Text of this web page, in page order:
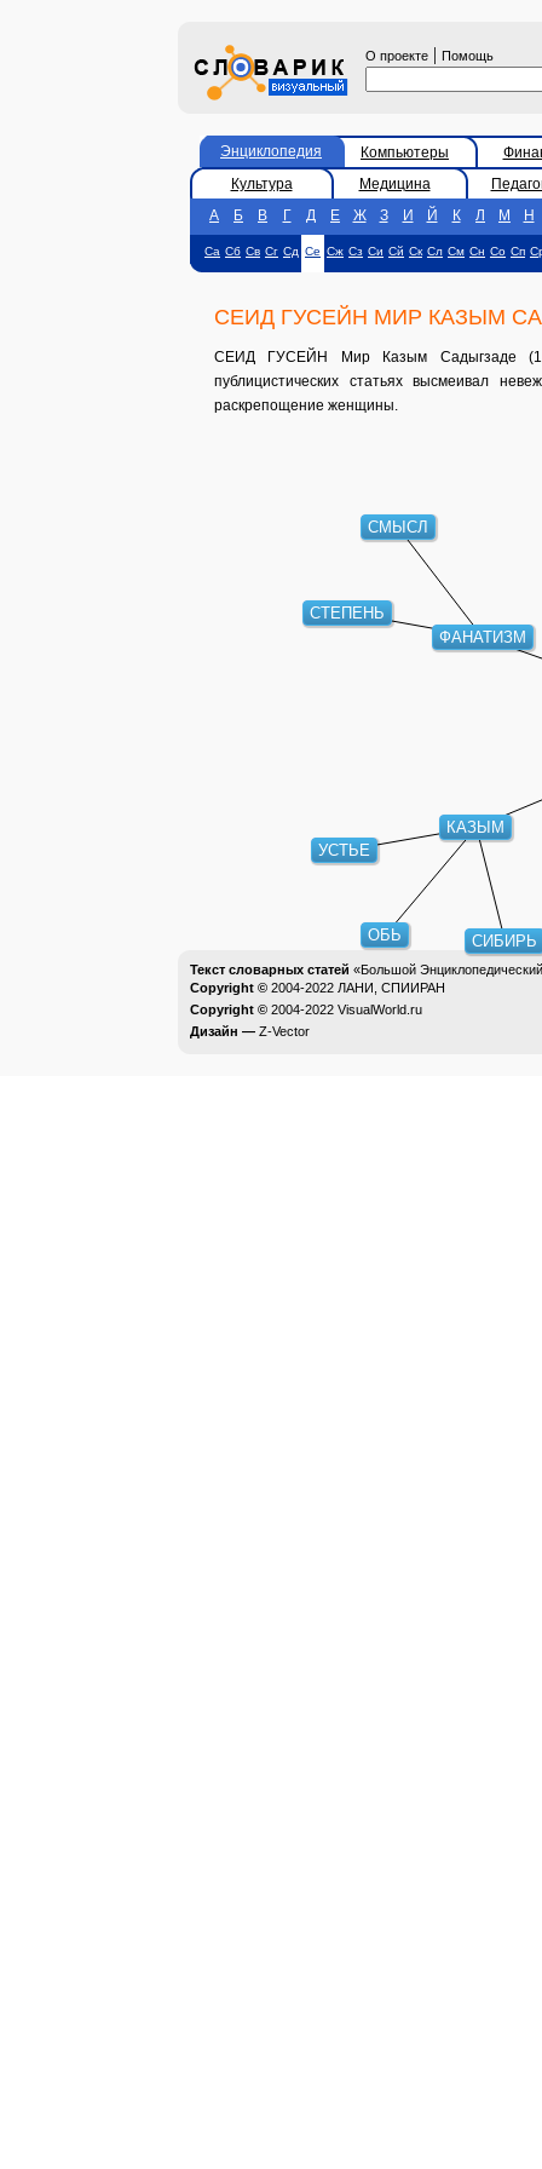
О проекте | Помощь
Энциклопедия Компьютеры
Культура
Медицина
А
Б В Г Д Е Ж З И Й К Л М Н
Са Сб Св Сг Сд Се Сж Сз Си Сй Ск Сл См Сн Со Сп
СЕИД ГУСЕЙН МИР КАЗЫМ
СЕИД ГУСЕЙН Мир Казым Садыгзаде
публицистических статьях высмеивал
раскрепощение женщины.
КАЗЫМ
ФАНАТИЗМ
ОБЬ
УСТЬЕ
СИБИРЬ
СТЕПЕНЬ
СМЫСЛ
Текст словарных статей «Большой
Copyright © 2004-2022 ЛАНИ, СПИИРАН
Copyright © 2004-2022 VisualWorld.ru
Дизайн — Z-Vector